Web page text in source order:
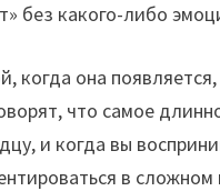
без какого-либо
когда она
что самое
и когда вы
в